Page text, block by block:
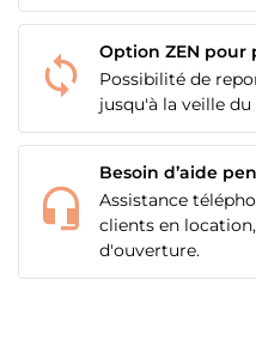
Option ZEN pour
Possibilité de
jusqu'à la veille du
Besoin d’aide
Assistance
clients en
d'ouverture.